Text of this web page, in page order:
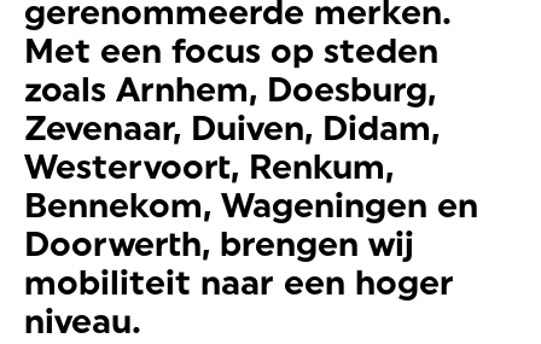
gerenommeerde merken.
Met een focus op steden
zoals Arnhem, Doesburg,
Zevenaar, Duiven, Didam,
Westervoort, Renkum,
Bennekom, Wageningen en
Doorwerth, brengen wij
mobiliteit naar een hoger
niveau.